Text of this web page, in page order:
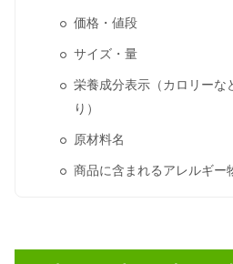
価格・値段
サイズ・量
栄養成分表示（カロリーな
り）
原材料名
商品に含まれるアレルギー